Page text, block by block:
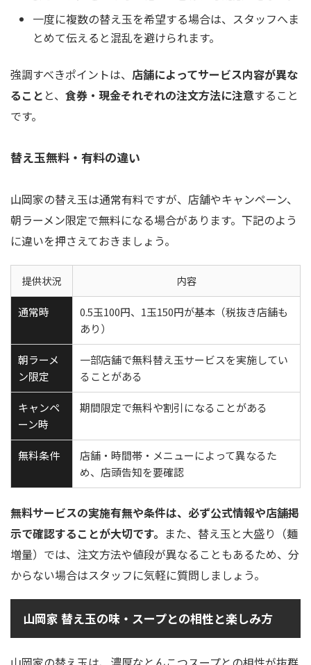
一度に複数の替え玉を希望する場合は、スタッフへま
とめて伝えると混乱を避けられます。
強調すべきポイントは、 店舗によってサービス内容が異な
ること と、 食券・現金それぞれの注文方法に注意すること
です。
替え玉無料・有料の違い
山岡家の替え玉は通常有料ですが、店舗やキャンペーン、
朝ラーメン限定で無料になる場合があります。下記のよう
に違いを押さえておきましょう。
提供状況 内容
通常時
0.5玉100円、1玉150円が基本（税抜き店舗も
あり）
朝ラーメ
ン限定
一部店舗で無料替え玉サービスを実施してい
ることがある
キャンペ
ーン時
期間限定で無料や割引になることがある
無料条件
店舗・時間帯・メニューによって異なるた
め、店頭告知を要確認
無料サービスの実施有無や条件は、必ず公式情報や店舗掲
示で確認することが大切です。 また、替え玉と大盛り（麺
増量）では、注文方法や値段が異なることもあるため、分
からない場合はスタッフに気軽に質問しましょう。
山岡家 替え玉の味・スープとの相性と楽しみ方